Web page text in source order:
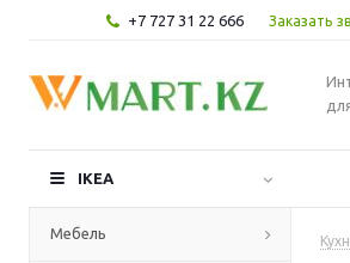
+7 727 31 22 666 Заказать
IKEA
Мебель